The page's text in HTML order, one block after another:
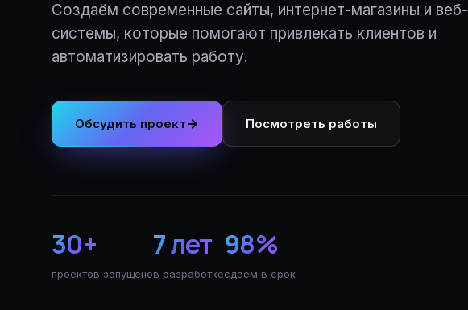
Создаём современные сайты, интернет-магазины и веб-
системы, которые помогают привлекать клиентов и
автоматизировать работу.
Обсудить проект Посмотреть работы
30+
проектов запущено
7лет
в разработке
98%
сдаём в срок